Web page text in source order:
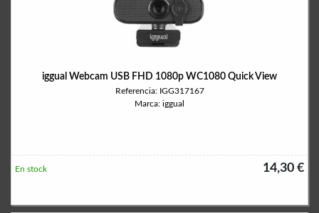
iggual Webcam USB FHD 1080p WC1080 Quick View
Referencia: IGG317167
Marca: iggual
14,30 €
En stock